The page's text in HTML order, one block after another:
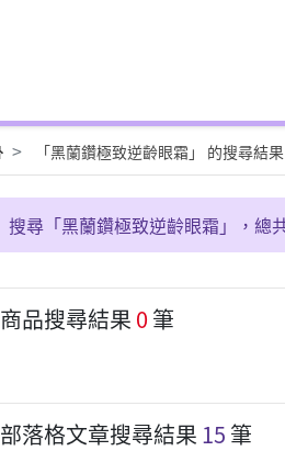
「黑蘭鑽極致逆齡眼霜」 的搜尋結果
搜尋「黑蘭鑽極致逆齡眼霜 」，總
商品搜尋結果 0 筆
部落格文章搜尋結果 15 筆